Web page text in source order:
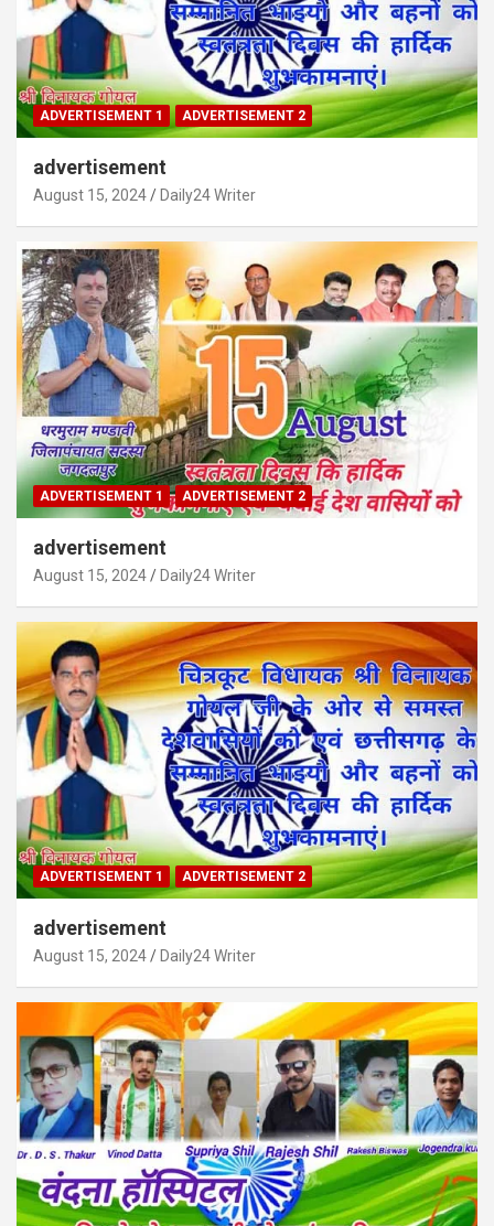
ADVERTISEMENT 1 ADVERTISEMENT 2
advertisement
August 15, 2024 Daily24 Writer
ADVERTISEMENT 1 ADVERTISEMENT 2
advertisement
August 15, 2024 Daily24 Writer
ADVERTISEMENT 1 ADVERTISEMENT 2
advertisement
August 15, 2024 Daily24 Writer